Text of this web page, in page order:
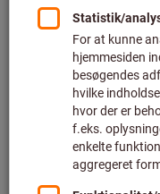
Produkter